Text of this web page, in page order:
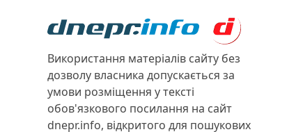
Використання матеріалів сайту без
дозволу власника допускається за
умови розміщення у тексті
обов'язкового посилання на сайт
dnepr.info, відкритого для пошукових